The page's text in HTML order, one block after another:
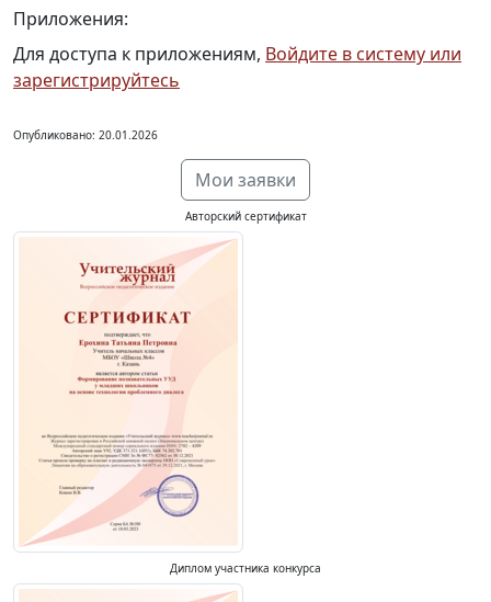
Приложения:
Для доступа к приложениям, Войдите в систему или
зарегистрируйтесь
Опубликовано: 20.01.2026
Мои заявки
Авторский сертификат
Диплом участника конкурса